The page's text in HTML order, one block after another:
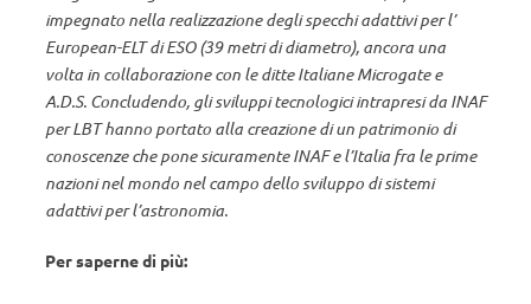
impegnato nella realizzazione degli specchi adattivi per l’
European-ELT di ESO (39 metri di diametro), ancora una
volta in collaborazione con le ditte Italiane Microgate e
A.D.S. Concludendo, gli sviluppi tecnologici intrapresi da INAF
per LBT hanno portato alla creazione di un patrimonio di
conoscenze che pone sicuramente INAF e l’Italia fra le prime
nazioni nel mondo nel campo dello sviluppo di sistemi
adattivi per l’astronomia.
Per saperne di più: